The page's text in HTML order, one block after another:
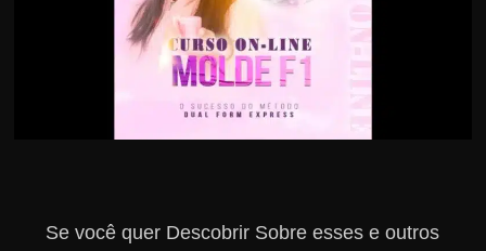
Se você quer Descobrir Sobre esses e outros